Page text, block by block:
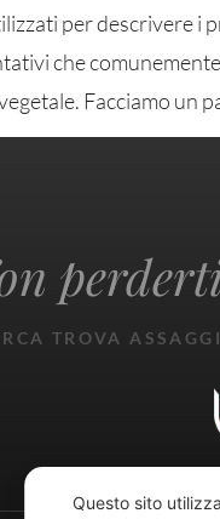
per descrivere
che
Facciamo un
TROVA
Questo sito